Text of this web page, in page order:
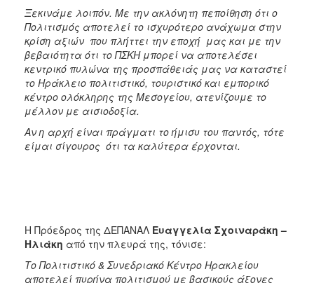
Ξεκινάμε λοιπόν. Με την ακλόνητη πεποίθηση ότι ο
Πολιτισμός αποτελεί το ισχυρότερο ανάχωμα στην
κρίση αξιών που πλήττει την εποχή μας και με την
βεβαιότητα ότι το ΠΣΚΗ μπορεί να αποτελέσει
κεντρικό πυλώνα της προσπάθειάς μας να καταστεί
το Ηράκλειο πολιτιστικό, τουριστικό και εμπορικό
κέντρο ολόκληρης της Μεσογείου, ατενίζουμε το
μέλλον με αισιοδοξία.
Αν η αρχή είναι πράγματι το ήμισυ του παντός, τότε
είμαι σίγουρος ότι τα καλύτερα έρχονται.
Η Πρόεδρος της ΔΕΠΑΝΑΛ Ευαγγελία Σχοιναράκη –
Ηλιάκη από την πλευρά της, τόνισε:
Το Πολιτιστικό & Συνεδριακό Κέντρο Ηρακλείου
αποτελεί πυρήνα πολιτισμού με βασικούς άξονες